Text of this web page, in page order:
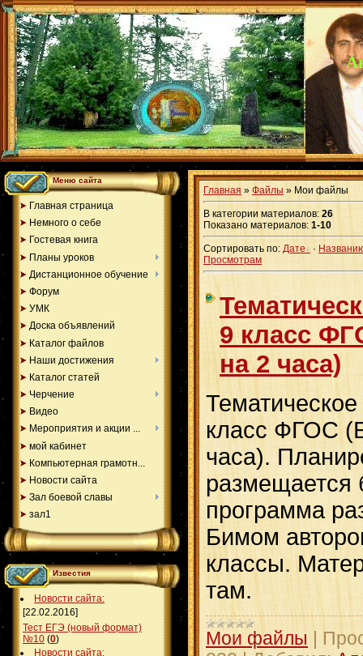
Меню сайта
Главная страница
Немного о себе
Гостевая книга
Планы уроков
Дистанционное обучение
Форум
УМК
Доска объявлений
Каталог файлов
Наши достижения
Каталог статей
Черчение
Видео
Мероприятия и акции ...
мой кабинет
Компьютерная грамотн...
Новости сайта
Зал боевой славы
зал1
Известия
Новости сайта:
[22.02.2016]
Тест ЕГЭ (новый формат)
№10 (0)
Новости сайта:
Главная » Файлы » Мои файлы
В категории материалов: 26
Показано материалов: 1-10
Сортировать по: Дате ·
Просмотрам
9 класс
на 2 часа)
класс ФГОС
часа).
размещается
программа
Бимом
классы.
там.
Мои файлы